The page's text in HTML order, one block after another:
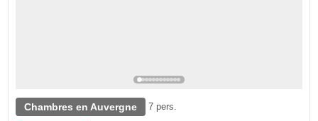
Chambres en Auvergne 7 pers.